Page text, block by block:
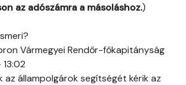
az adószámra a másoláshoz.)
Vármegyei Rendőr-főkapitányság
az állampolgárok segítségét kérik az